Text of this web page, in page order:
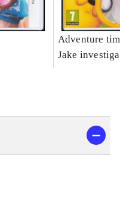
Adventure
Jake